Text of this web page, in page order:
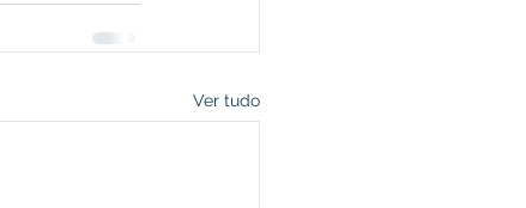
Ver tudo